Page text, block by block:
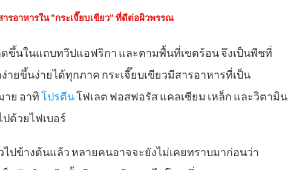
ารอาหารใน "กระเจี๊ยบเขียว" ที่ดีต่อผิวพรรณ
ดขึ้นในแถบทวีปแอฟริกา และตามพื้นที่เขตร้อน จึงเป็นพืชที่
ายขึ้นง่ายได้ทุกภาค กระเจี๊ยบเขียวมีสารอาหารที่เป็น
าย อาทิโปรตีนโฟเลต ฟอสฟอรัส แคลเซียม เหล็ก และวิตามิน
ด้วยไฟเบอร์
ปข้างต้นแล้ว หลายคนอาจจะยังไม่เคยทราบมาก่อนว่า